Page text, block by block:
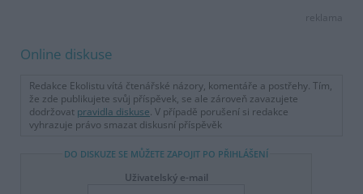
reklama
Online diskuse
Redakce Ekolistu vítá čtenářské názory, komentáře a postřehy. Tím,
že zde publikujete svůj příspěvek, se ale zároveň zavazujete
dodržovat pravidla diskuse. V případě porušení si redakce
vyhrazuje právo smazat diskusní příspěvěk
DO DISKUZE SE MŮŽETE ZAPOJIT PO PŘIHLÁŠENÍ
Uživatelský e-mail